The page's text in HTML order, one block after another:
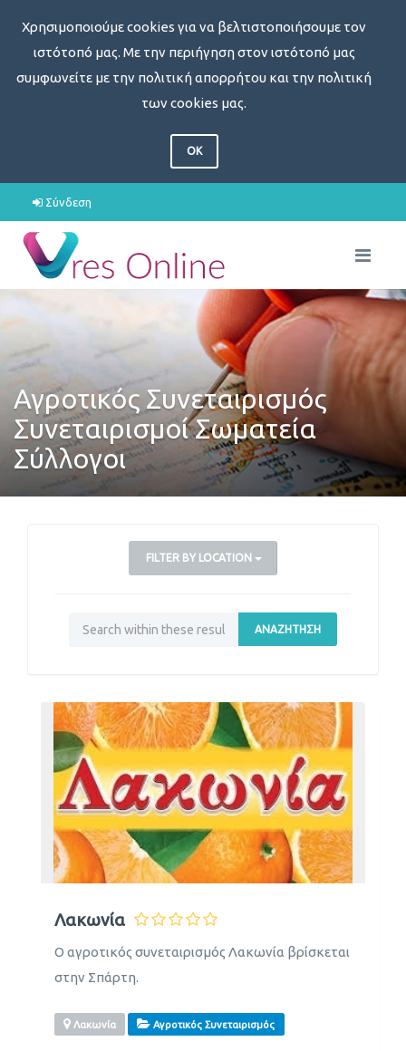
Χρησιμοποιούμε cookies για να βελτιστοποιήσουμε τον
ιστότοπό μας. Με την περιήγηση στον ιστότοπό μας
συμφωνείτε με την πολιτική απορρήτου και την πολιτική
των cookies μας.
OK
Σύνδεση
Αγροτικός Συνεταιρισμός
Συνεταιρισμοί Σωματεία
Σύλλογοι
FILTER BY LOCATION
ΑΝΑΖΉΤΗΣΗ
Λακωνία
Ο αγροτικός συνεταιρισμός Λακωνία βρίσκεται
στην Σπάρτη.
Λακωνία Αγροτικός Συνεταιρισμός